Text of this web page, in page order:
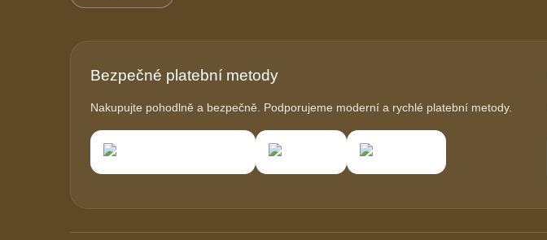
Bezpečné platební metody
Nakupujte pohodlně a bezpečně. Podporujeme moderní a rychlé platební metody.